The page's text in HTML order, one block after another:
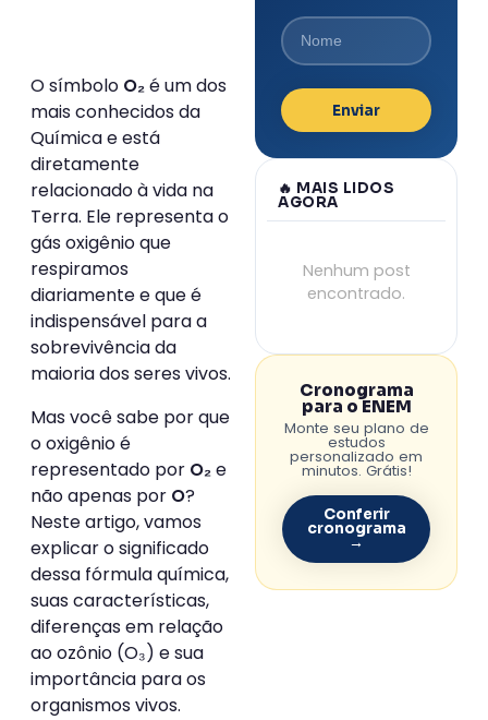
O símbolo O₂é um dos
mais conhecidos da
Química e está
diretamente
relacionado à vida na
Terra. Ele representa o
gás oxigênio que
respiramos
diariamente e que é
indispensável para a
sobrevivência da
maioria dos seres vivos.
Mas você sabe por que
o oxigênio é
representado por O₂e
não apenas por O?
Neste artigo, vamos
explicar o significado
dessa fórmula química,
suas características,
diferenças em relação
ao ozônio (O₃) e sua
importância para os
organismos vivos.
Enviar
🔥 MAIS LIDOS
AGORA
Nenhum post
encontrado.
Cronograma
para o ENEM
Monte seu plano de
estudos
personalizado em
minutos. Grátis!
Conferir
cronograma
→